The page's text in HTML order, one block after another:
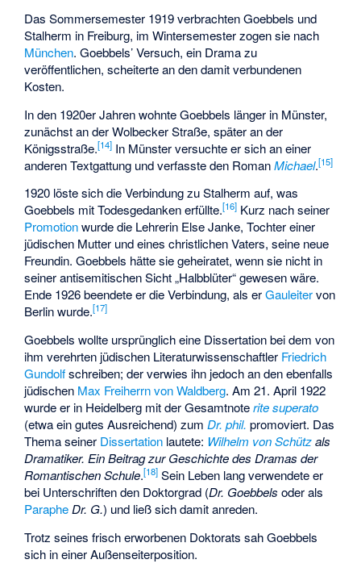
Das Sommersemester 1919 verbrachten Goebbels und
Stalherm in Freiburg, im Wintersemester zogen sie nach
München. Goebbels’ Versuch, ein Drama zu
veröffentlichen, scheiterte an den damit verbundenen
Kosten.
In den 1920er Jahren wohnte Goebbels länger in Münster,
zunächst an der Wolbecker Straße, später an der
Königsstraße.[14] In Münster versuchte er sich an einer
anderen Textgattung und verfasste den RomanMichael.[15]
1920 löste sich die Verbindung zu Stalherm auf, was
Goebbels mit Todesgedanken erfüllte.[16] Kurz nach seiner
Promotionwurde die Lehrerin Else Janke, Tochter einer
jüdischen Mutter und eines christlichen Vaters, seine neue
Freundin. Goebbels hätte sie geheiratet, wenn sie nicht in
seiner antisemitischen Sicht „Halbblüter“ gewesen wäre.
Ende 1926 beendete er die Verbindung, als erGauleitervon
Berlin wurde.[17]
Goebbels wollte ursprünglich eine Dissertation bei dem von
ihm verehrten jüdischen Literaturwissenschaftler Friedrich
Gundolfschreiben; der verwies ihn jedoch an den ebenfalls
jüdischen Max Freiherrn von Waldberg. Am 21. April 1922
wurde er in Heidelberg mit der Gesamtnoterite superato
(etwa ein gutes Ausreichend) zumDr. phil. promoviert. Das
Thema seiner Dissertation lautete: Wilhelm von Schützals
Dramatiker. Ein Beitrag zur Geschichte des Dramas der
Romantischen Schule.[18] Sein Leben lang verwendete er
bei Unterschriften den Doktorgrad (Dr. Goebbels oder als
Paraphe Dr. G.) und ließ sich damit anreden.
Trotz seines frisch erworbenen Doktorats sah Goebbels
sich in einer Außenseiterposition.